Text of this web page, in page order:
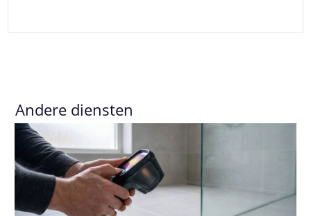
Andere diensten